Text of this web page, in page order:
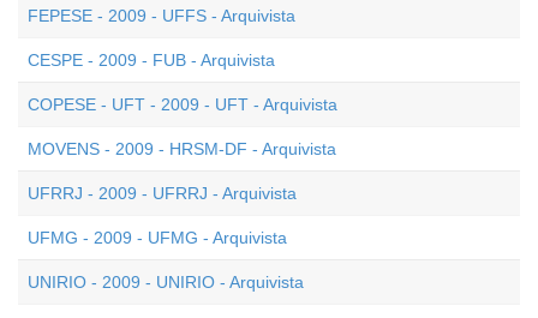
FEPESE - 2009 - UFFS - Arquivista
CESPE - 2009 - FUB - Arquivista
COPESE - UFT - 2009 - UFT - Arquivista
MOVENS - 2009 - HRSM-DF - Arquivista
UFRRJ - 2009 - UFRRJ - Arquivista
UFMG - 2009 - UFMG - Arquivista
UNIRIO - 2009 - UNIRIO - Arquivista